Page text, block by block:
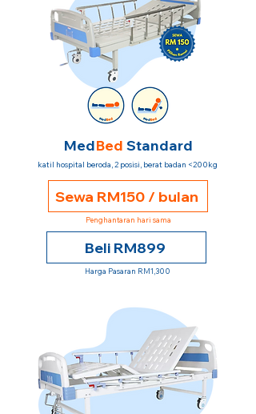
MedBed Standard
katil hospital beroda, 2 posisi, berat badan <200kg
Sewa RM150 / bulan
Penghantaran hari sama
Beli RM899
Harga Pasaran RM1,300